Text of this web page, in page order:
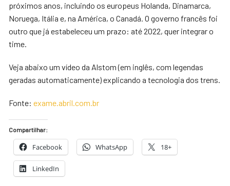
próximos anos, incluindo os europeus Holanda, Dinamarca,
Noruega, Itália e, na América, o Canadá. O governo francês foi
outro que já estabeleceu um prazo: até 2022, quer integrar o
time.
Veja abaixo um vídeo da Alstom (em inglês, com legendas
geradas automaticamente) explicando a tecnologia dos trens.
Fonte:exame.abril.com.br
Compartilhar:
Facebook WhatsApp 18+
LinkedIn